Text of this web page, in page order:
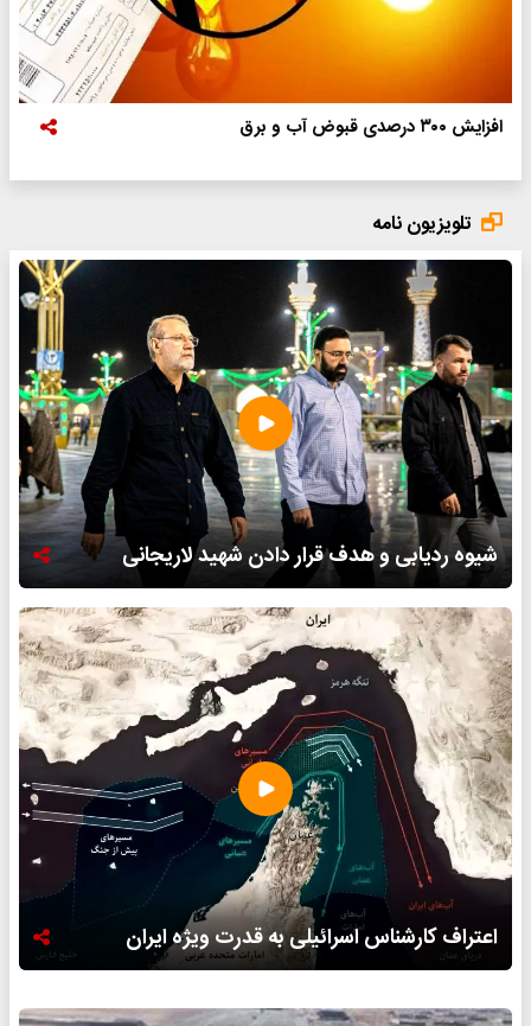
افزایش ۳۰۰ درصدی قبوض آب و برق
تلویزیون نامه
شیوه ردیابی و هدف قرار دادن شهید لاریجانی
اعتراف کارشناس اسرائیلی به قدرت ویژه ایران